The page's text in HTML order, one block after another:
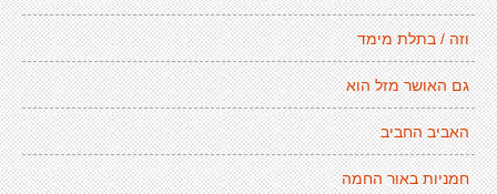
וזה / בתלת מימד
גם האושר מזל הוא
האביב החביב
חמניות באור החמה